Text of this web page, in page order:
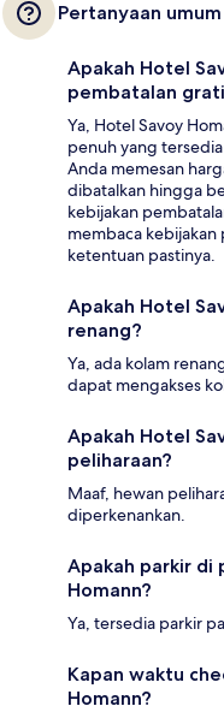
Pertanyaan umum
Apakah Hotel
pembatalan
Ya, Hotel Savoy
penuh yang
Anda memesan
dibatalkan hingga
kebijakan
membaca
ketentuan pastinya.
Apakah Hotel
renang?
Ya, ada kolam
dapat mengakses
Apakah Hotel
peliharaan?
Maaf, hewan
diperkenankan.
Apakah parkir di
Homann?
Ya, tersedia parkir
Kapan waktu
Homann?